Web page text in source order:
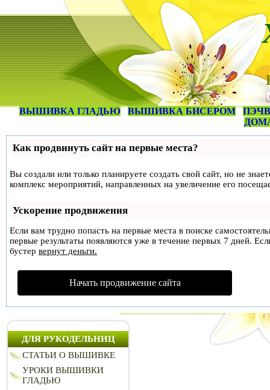
ВЫШИВКА ГЛАДЬЮ ВЫШИВКА БИСЕРОМ
Как продвинуть сайт на первые места?
Вы создали или только планируете создать свой сайт, но не
комплекс мероприятий, направленных на увеличение его
Ускорение продвижения
Если вам трудно попасть на первые места в поиске
первые результаты появляются уже в течение первых 7 дней.
бустер вернут деньги.
Начать продвижение сайта
ДЛЯ РУКОДЕЛЬНИЦ
СТАТЬИ О ВЫШИВКЕ
УРОКИ ВЫШИВКИ
ГЛАДЬЮ